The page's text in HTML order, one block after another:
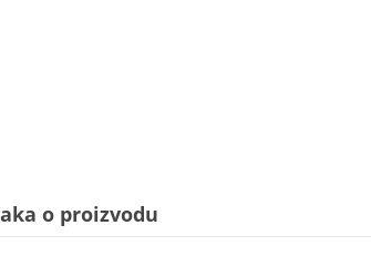
o proizvodu